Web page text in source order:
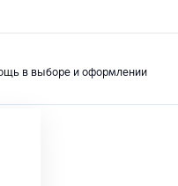
в выборе и оформлении